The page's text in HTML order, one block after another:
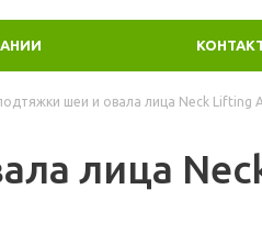
шеи и овала лица Neck Lifting
лица